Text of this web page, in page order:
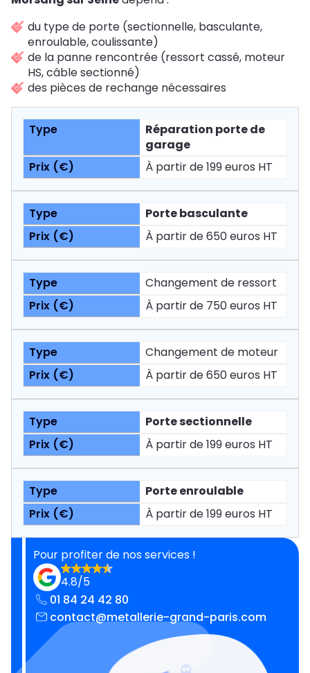
du type de porte (sectionnelle, basculante,
enroulable, coulissante)
de la panne rencontrée (ressort cassé, moteur
HS, câble sectionné)
des pièces de rechange nécessaires
Réparation porte de
garage
À partir de 199 euros HT
Porte basculante
À partir de 650 euros HT
Changement de ressort
À partir de 750 euros HT
Changement de moteur
À partir de 650 euros HT
Porte sectionnelle
À partir de 199 euros HT
Porte enroulable
À partir de 199 euros HT
Pour profiter de nos services !
4.8/5
01 84 24 42 80
contact@metallerie-grand-paris.com